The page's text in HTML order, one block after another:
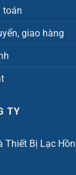
toán
giao hàng
TY
Thiết Bị Lạc